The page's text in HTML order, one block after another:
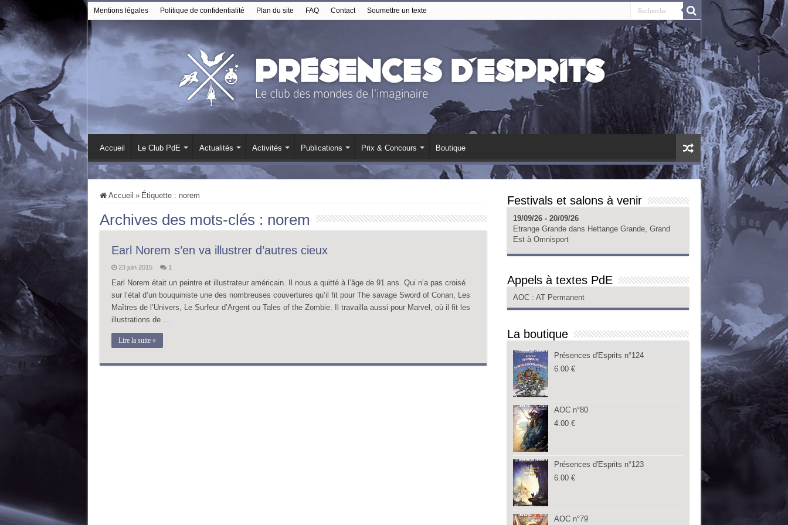
Mentions légales Politique de confidentialité Plan du site FAQ Contact Soumettre un texte
Accueil Le Club PdE Actualités Activités Publications Prix & Concours Boutique
Accueil » Étiquette : norem
Archives des mots-clés : norem
Earl Norem s’en va illustrer d’autres cieux
23 juin 2015 1
Earl Norem était un peintre et illustrateur américain. Il nous a quitté à l’âge de 91 ans. Qui n’a pas croisé
sur l’étal d’un bouquiniste une des nombreuses couvertures qu’il fit pour The savage Sword of Conan, Les
Maîtres de l’Univers, Le Surfeur d’Argent ou Tales of the Zombie. Il travailla aussi pour Marvel, où il fit les
illustrations de …
Lire la suite »
Festivals et salons à venir
19/09/26 - 20/09/26
Etrange Grande dans Hettange Grande, Grand
Est à Omnisport
Appels à textes PdE
AOC : AT Permanent
La boutique
Présences d'Esprits n°124
6.00 €
AOC n°80
4.00 €
Présences d'Esprits n°123
6.00 €
AOC n°79